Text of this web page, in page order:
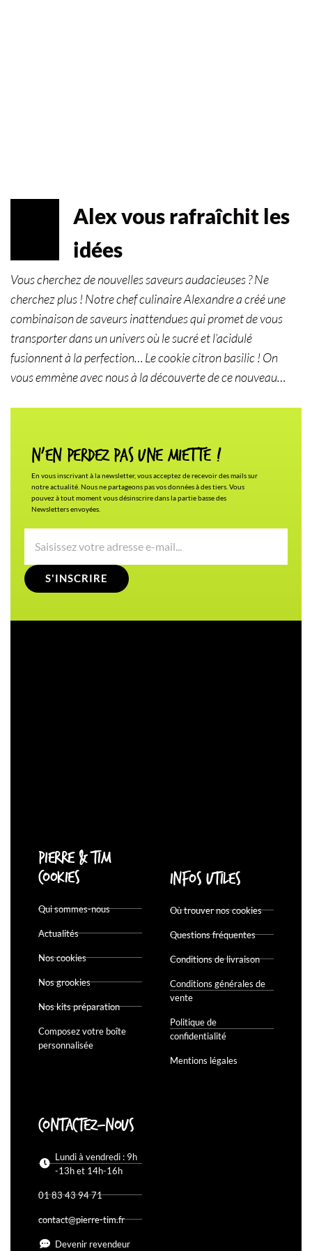
Alex vous rafraîchit les
idées
Vous cherchez de nouvelles saveurs audacieuses ? Ne
cherchez plus ! Notre chef culinaire Alexandre a créé une
combinaison de saveurs inattendues qui promet de vous
transporter dans un univers où le sucré et l’acidulé
fusionnent à la perfection… Le cookie citron basilic ! On
vous emmène avec nous à la découverte de ce nouveau…
N'en Perdez pas une miette !
En vous inscrivant à la newsletter, vous acceptez de recevoir des mails sur
notre actualité. Nous ne partageons pas vos données à des tiers. Vous
pouvez à tout moment vous désinscrire dans la partie basse des
Newsletters envoyées.
S'INSCRIRE
Pierre & Tim
Cookies
Qui sommes-nous
Actualités
Nos cookies
Nos grookies
Nos kits préparation
Composez votre boîte
personnalisée
Infos utiles
Où trouver nos cookies
Questions fréquentes
Conditions de livraison
Conditions générales de
vente
Politique de
confidentialité
Mentions légales
Contactez-nous
Lundi à vendredi : 9h
-13h et 14h-16h
01 83 43 94 71
contact@pierre-tim.fr
Devenir revendeur